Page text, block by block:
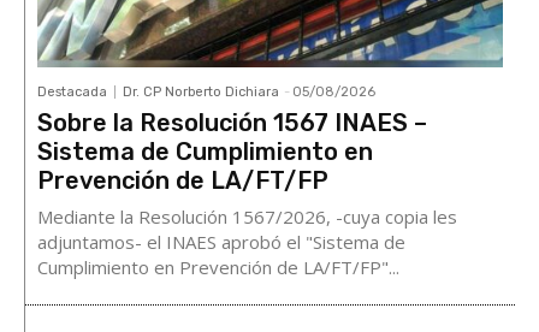
Destacada Dr. CP Norberto Dichiara - 05/08/2026
Sobre la Resolución 1567 INAES –
Sistema de Cumplimiento en
Prevención de LA/FT/FP
Mediante la Resolución 1567/2026, -cuya copia les
adjuntamos- el INAES aprobó el "Sistema de
Cumplimiento en Prevención de LA/FT/FP"...